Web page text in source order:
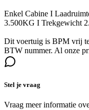
Enkel Cabine I
3.500KG I Trekgewicht
Dit voertuig is BPM vrij
BTW nummer. Al onze
Stel je vraag
Vraag meer informatie